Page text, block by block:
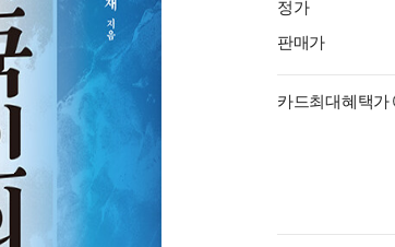
정가
판매가
카드최대혜택가